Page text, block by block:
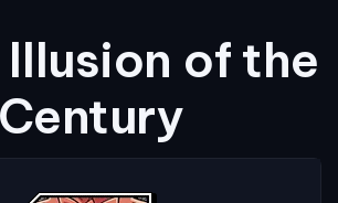
Illusion of the
Century